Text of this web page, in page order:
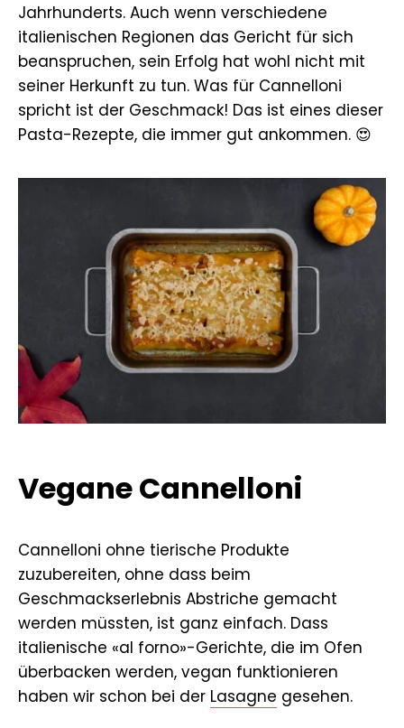
Jahrhunderts. Auch wenn verschiedene
italienischen Regionen das Gericht für sich
beanspruchen, sein Erfolg hat wohl nicht mit
seiner Herkunft zu tun. Was für Cannelloni
spricht ist der Geschmack! Das ist eines dieser
Pasta-Rezepte, die immer gut ankommen. 😍
Vegane Cannelloni
Cannelloni ohne tierische Produkte
zuzubereiten, ohne dass beim
Geschmackserlebnis Abstriche gemacht
werden müssten, ist ganz einfach. Dass
italienische «al forno»-Gerichte, die im Ofen
überbacken werden, vegan funktionieren
haben wir schon bei der Lasagne gesehen.